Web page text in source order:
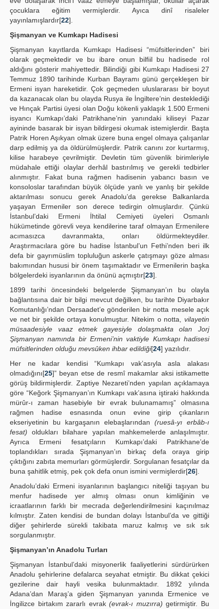
çocuklara eğitim vermişlerdir. Ayıca dinî risaleler
yayınlamışlardır[22].
Şişmanyan ve Kumkapı Hadisesi
Şişmanyan kayıtlarda Kumkapı Hadisesi “müfsitlerinden” biri
olarak geçmektedir ve bu ibare onun bilfiil bu hadisede rol
aldığını gösterir mahiyettedir. Bilindiği gibi Kumkapı Hadisesi 27
Temmuz 1890 tarihinde Kurban Bayramı günü gerçekleşen bir
Ermeni isyan hareketidir. Çok geçmeden uluslararası bir boyut
da kazanacak olan bu olayda Rusya ile İngiltere’nin desteklediği
ve Hınçak Partisi üyesi olan Doğu kökenli yaklaşık 1.500 Ermeni
isyancı Kumkapı’daki Patrikhane’nin yanındaki kiliseyi Pazar
ayininde basarak bir isyan bildirgesi okumak istemişlerdir. Başta
Patrik Horen Aşıkyan olmak üzere buna engel olmaya çalışanlar
darp edilmiş ya da öldürülmüşlerdir. Patrik canını zor kurtarmış,
kilise harabeye çevrilmiştir. Devletin tüm güvenlik birimleriyle
müdahale ettiği olaylar derhâl bastırılmış ve gerekli tedbirler
alınmıştır. Fakat buna rağmen hadisenin yabancı basın ve
konsoloslar tarafından büyük ölçüde yanlı ve yanlış bir şekilde
aktarılması sonucu gerek Anadolu’da gerekse Balkanlarda
yaşayan Ermeniler son derece tedirgin olmuşlardır. Çünkü
İstanbul’daki Ermeni İhtilal Cemiyeti üyeleri Osmanlı
hükümetinde görevli veya kendilerine taraf olmayan Ermenilere
acımasızca davranmakta, onları öldürmekteydiler.
Araştırmacılara göre bu hadise İstanbul’un Fethi’nden beri ilk
defa bir gayrımüslim topluluğun askerle çatışmayı göze alması
bakımından hususi bir önem taşımaktadır ve Ermenilerin başka
bölgelerdeki isyanlarının da önünü açmıştır[23].
1899 tarihi öncesindeki belgelerde Şişmanyan’ın bu olayla
bağlantısına dair bir bilgi mevcut değilken, bu tarihte Diyarbakır
Komutanlığı’ndan Dersaadet’e gönderilen bir notta mesele açık
ve net bir şekilde ortaya konulmuştur. Nitekim o notta, vilayetin
müsaadesiyle vaaz etmek gayesiyle dolaşmakta olan Jorj
Şişmanyan namında bir Ermeni’nin vaktiyle Kumkapı hadisesi
müfsitlerinden olduğu mevsûken ihbar edildiği[24] yazılıdır.
Her ne kadar kendisi “Kumkapı vak’asıyla asla alakası
olmadığını[25]” beyan etse de resmî makamlar aksi istikamette
görüş bildirmişlerdir. Zaptiye Nezareti’nden yapılan açıklamaya
göre “Keğork Şişmanyan’ın Kumkapı vak’asına iştiraki hakkında
mürûr-ı zaman hasebiyle bir evrak bulunamamış” olmasına
rağmen hadise esnasında onun evine girip çıkanların
ekseriyetinin bu kargaşanın elebaşlarından (ruesâ-yı erbâb-ı
fesat) oldukları bilahare yapılan mahkemelerde anlaşılmıştır.
Ayrıca Ermeni fesatçıların Kumkapı’daki Patrikhane’de
toplandıkları sırada Şişmanyan’ın birkaç defa oraya girip
çıktığını zabıta memurları görmüşlerdir. Sorgulanan fesatçılar da
buna şahitlik etmiş, pek çok defa onun ismini vermişlerdir[26].
Anadolu’daki Ermeni isyanlarının başlangıcı niteliği taşıyan bu
menfur hadisede yer almış olması onun kimliğinin ve
icraatlarının farklı bir mecrada değerlendirilmesini kaçınılmaz
kılmıştır. Zaten kendisi de bundan dolayı İstanbul’da ve gittiği
diğer şehirlerde sürekli takibata maruz kalmış ve sık sık
sorgulanmıştır.
Şişmanyan’ın Anadolu Turları
Şişmanyan İstanbul’daki misyonerlik faaliyetlerini sürdürürken
Anadolu şehirlerine defalarca seyahat etmiştir. Bu dikkat çekici
gezilerine dair hayli vesika bulunmaktadır. 1892 yılında
Adana’dan Maraş’a giden Şişmanyan yanında Ermenice ve
İngilizce birtakım zararlı evrak(evrak-ı muzırra) getirmiştir. Bu